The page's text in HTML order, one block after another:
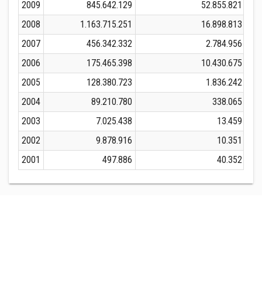
2009
845.642.129 52.855.821
2008
1.163.715.251 16.898.813
2007
456.342.332
2.784.956
2006
175.465.398
10.430.675
2005
128.380.723
1.836.242
2004
89.210.780
338.065
2003
7.025.438
13.459
2002
9.878.916
10.351
2001
497.886 40.352